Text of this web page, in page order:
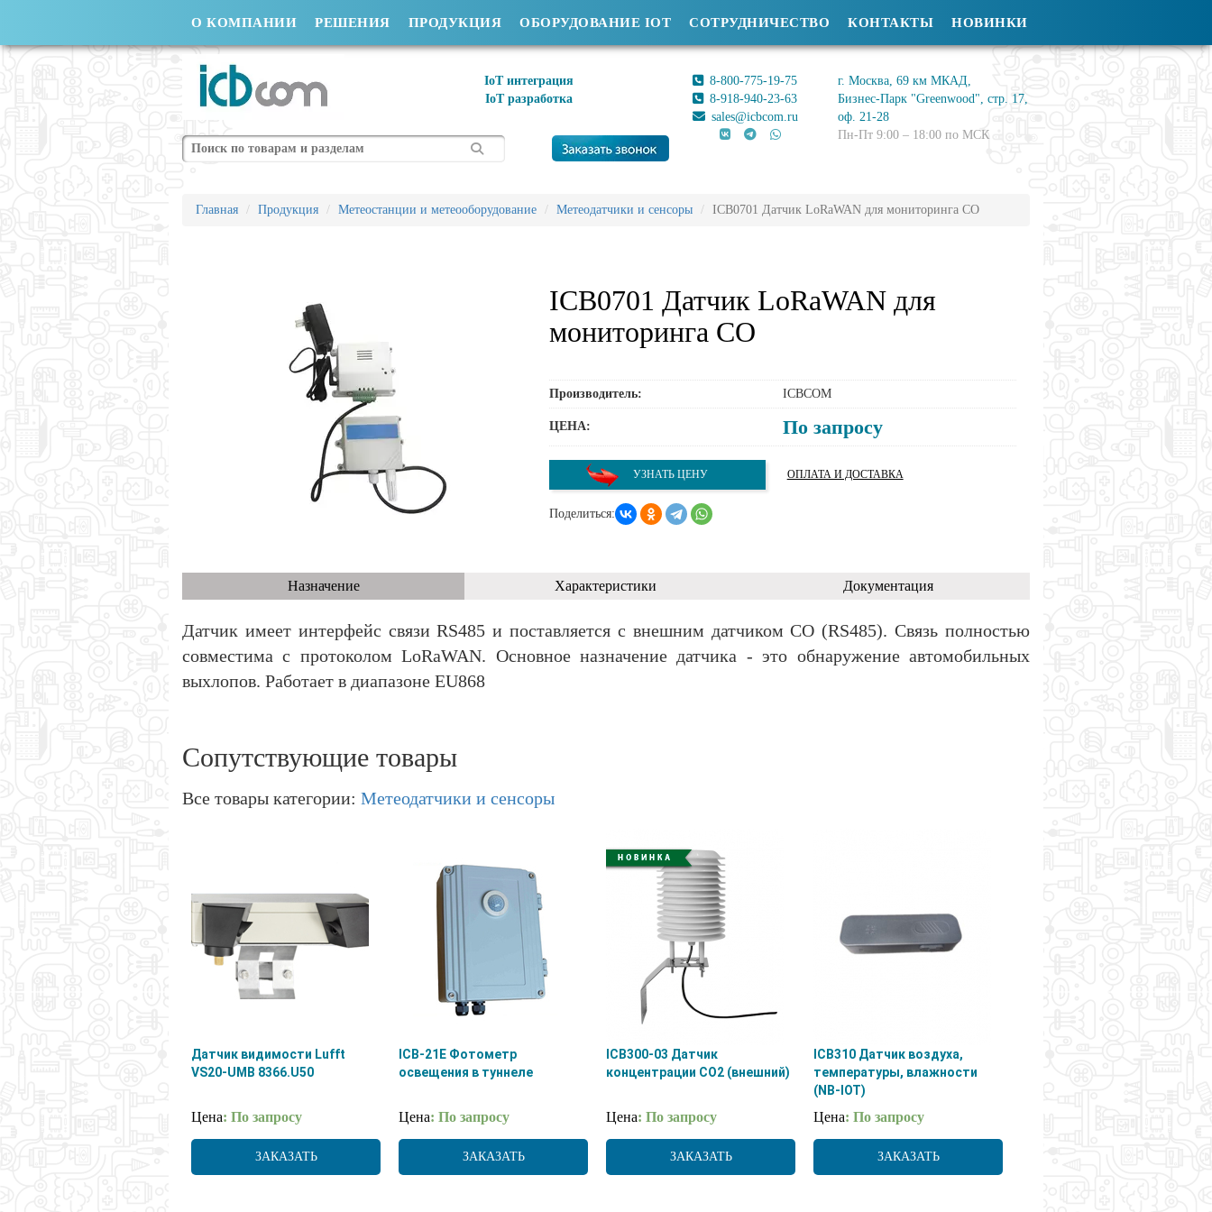
О КОМПАНИИ РЕШЕНИЯ ПРОДУКЦИЯ ОБОРУДОВАНИЕ IOT СОТРУДНИЧЕСТВО КОНТАКТЫ НОВИНКИ
IoT интеграция
IoT разработка
Поиск
8-800-775-19-75
8-918-940-23-63
sales@icbcom.ru
г. Москва, 69 км МКАД,
Бизнес-Парк "Greenwood", стр. 17,
оф. 21-28
Пн-Пт 9:00 – 18:00 по МСК
Главная Продукция Метеостанции и метеооборудование Метеодатчики и сенсоры ICB0701 Датчик LoRaWAN для мониторинга CO
ICB0701 Датчик LoRaWAN для
мониторинга CO
Производитель: ICBCOM
ЦЕНА: По запросу
УЗНАТЬ ЦЕНУ ОПЛАТА И ДОСТАВКА
Поделиться:
Назначение Характеристики Документация
Датчик имеет интерфейс связи RS485 и поставляется с внешним датчиком CO (RS485). Связь полностью
совместима с протоколом LoRaWAN. Основное назначение датчика - это обнаружение автомобильных
выхлопов. Работает в диапазоне EU868
Сопутствующие товары
Все товары категории: Метеодатчики и сенсоры
Датчик видимости Lufft
VS20-UMB 8366.U50
Цена: По запросу
ЗАКАЗАТЬ
ICB-21E Фотометр
освещения в туннеле
Цена: По запросу
ЗАКАЗАТЬ
ICB300-03 Датчик
концентрации CO2 (внешний)
Цена: По запросу
ЗАКАЗАТЬ
ICB310 Датчик воздуха,
температуры, влажности
(NB-IOT)
Цена: По запросу
ЗАКАЗАТЬ